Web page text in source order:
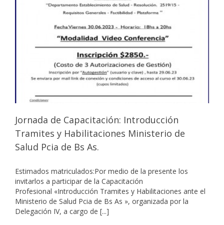
Jornada de Capacitación: Introducción
Tramites y Habilitaciones Ministerio de
Salud Pcia de Bs As.
Estimados matriculados:Por medio de la presente los
invitarlos a participar de la Capacitación
Profesional «Introducción Tramites y Habilitaciones ante el
Ministerio de Salud Pcia de Bs As », organizada por la
Delegación IV, a cargo de [...]